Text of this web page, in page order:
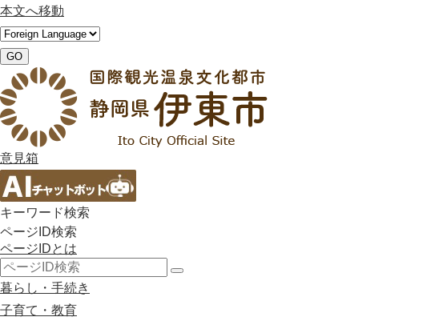
本文へ移動
GO
意見箱
キーワード検索
ページID検索
ページIDとは
暮らし・手続き
子育て・教育